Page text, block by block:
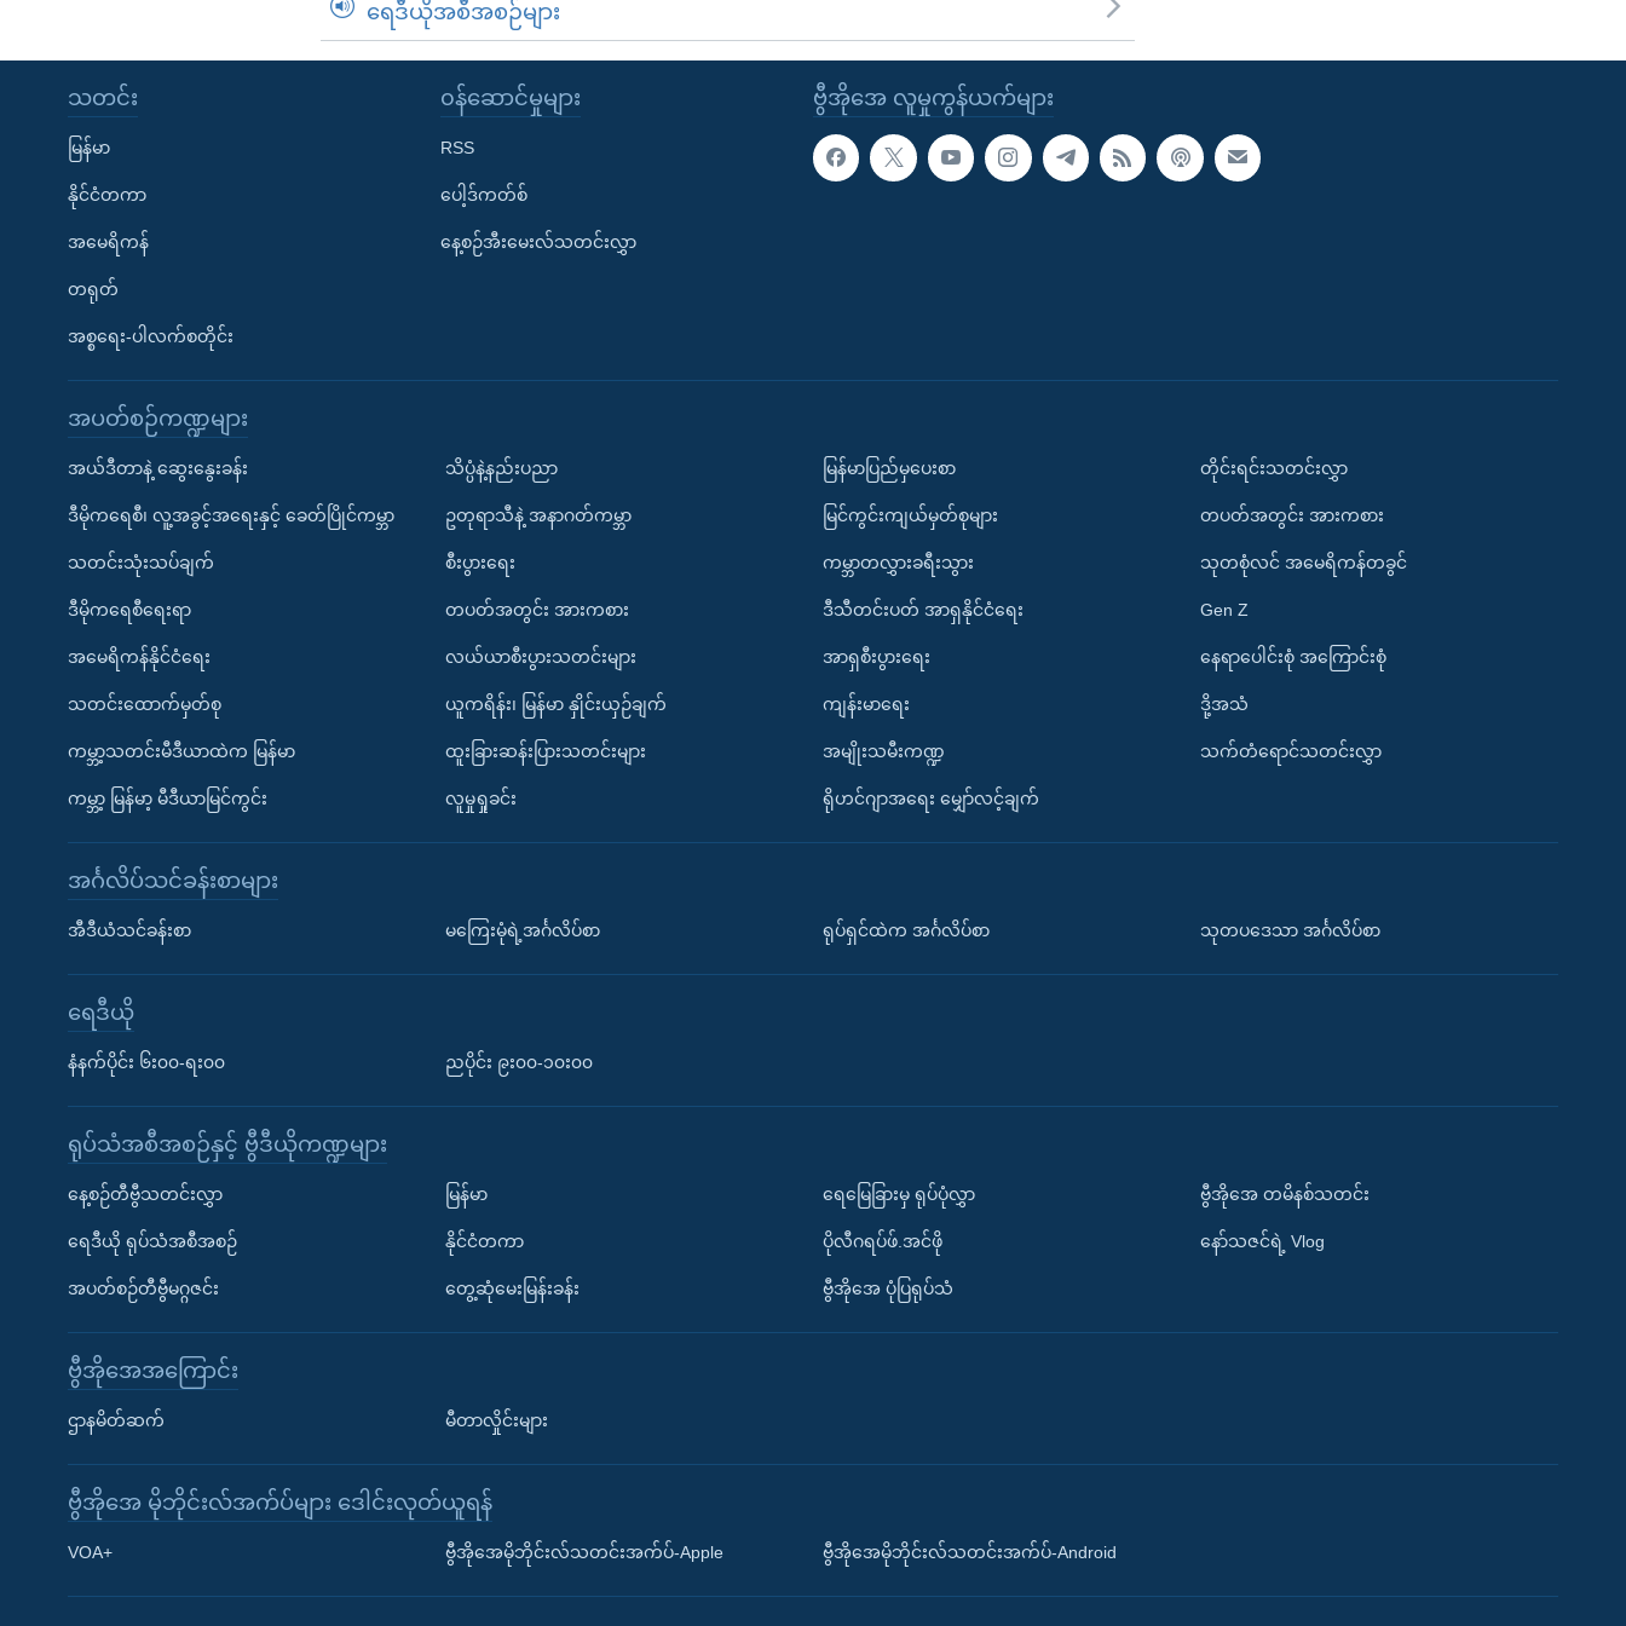
Learning English
ရေဒီယိုအစီအစဉ်များ
ဗွီအိုအေ လူမှုကွန်ယက်များ
သတင်း
မြန်မာ
နိုင်ငံတကာ
အမေရိကန်
တရုတ်
အစ္စရေး-ပါလက်စတိုင်း
၀န်ဆောင်မှုများ
RSS
ပေါ့ဒ်ကတ်စ်
နေ့စဉ်အီးမေးလ်သတင်းလွှာ
အပတ်စဉ်ကဏ္ဍများ
အယ်ဒီတာနဲ့ ဆွေးနွေးခန်း
ဒီမိုကရေစီ၊ လူ့အခွင့်အရေးနှင့် ခေတ်ပြိုင်ကမ္ဘာ
သတင်းသုံးသပ်ချက်
ဒီမိုကရေစီရေးရာ
အမေရိကန်နိုင်ငံရေး
သတင်းထောက်မှတ်စု
ကမ္ဘာ့သတင်းမီဒီယာထဲက မြန်မာ
ကမ္ဘာ့ မြန်မာ့ မီဒီယာမြင်ကွင်း
သိပ္ပံနဲ့နည်းပညာ
ဥတုရာသီနဲ့ အနာဂတ်ကမ္ဘာ
စီးပွားရေး
တပတ်အတွင်း အားကစား
လယ်ယာစီးပွားသတင်းများ
ယူကရိန်း၊ မြန်မာ နှိုင်းယှဉ်ချက်
ထူးခြားဆန်းပြားသတင်းများ
လူမှုရှုခင်း
မြန်မာပြည်မှပေးစာ
မြင်ကွင်းကျယ်မှတ်စုများ
ကမ္ဘာတလွှားခရီးသွား
ဒီသီတင်းပတ် အာရှနိုင်ငံရေး
အာရှစီးပွားရေး
ကျန်းမာရေး
အမျိုးသမီးကဏ္ဍ
ရိုဟင်ဂျာအရေး မျှော်လင့်ချက်
တိုင်းရင်းသတင်းလွှာ
တပတ်အတွင်း အားကစား
သုတစုံလင် အမေရိကန်တခွင်
Gen Z
နေရာပေါင်းစုံ အကြောင်းစုံ
ဒို့အသံ
သက်တံရောင်သတင်းလွှာ
အင်္ဂလိပ်သင်ခန်းစာများ
အီဒီယံသင်ခန်းစာ မကြေးမုံရဲ့အင်္ဂလိပ်စာ ရုပ်ရှင်ထဲက အင်္ဂလိပ်စာ သုတပဒေသာ အင်္ဂလိပ်စာ
ရေဒီယို
နံနက်ပိုင်း ၆း၀၀-ရး၀၀ ညပိုင်း ၉း၀၀-၁၀း၀၀
ရုပ်သံအစီအစဉ်နှင့် ဗွီဒီယိုကဏ္ဍများ
နေ့စဉ်တီဗွီသတင်းလွှာ
ရေဒီယို ရုပ်သံအစီအစဉ်
အပတ်စဉ်တီဗွီမဂ္ဂဇင်း
မြန်မာ
နိုင်ငံတကာ
တွေ့ဆုံမေးမြန်းခန်း
ရေမြေခြားမှ ရုပ်ပုံလွှာ
ပိုလီဂရပ်ဖ်.အင်ဖို
ဗွီအိုအေ ပုံပြရုပ်သံ
ဗွီအိုအေ တမိနစ်သတင်း
နော်သဇင်ရဲ့ Vlog
ဗွီအိုအေအကြောင်း
ဌာနမိတ်ဆက် မီတာလှိုင်းများ
ဗွီအိုအေ မိုဘိုင်းလ်အက်ပ်များ ဒေါင်းလုတ်ယူရန်
VOA+ ဗွီအိုအေမိုဘိုင်းလ်သတင်းအက်ပ်-Apple ဗွီအိုအေမိုဘိုင်းလ်သတင်းအက်ပ်-Android